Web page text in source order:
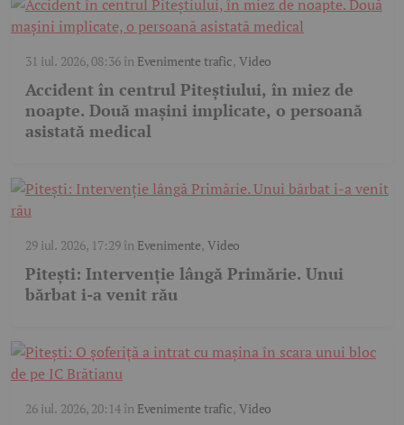
31 iul. 2026, 08:36în Evenimente trafic, Video
Accident în centrul Piteștiului, în miez de
noapte. Două mașini implicate, o persoană
asistată medical
29 iul. 2026, 17:29în Evenimente,Video
Pitești: Intervenție lângă Primărie. Unui
bărbat i-a venit rău
26 iul. 2026, 20:14în Evenimente trafic, Video